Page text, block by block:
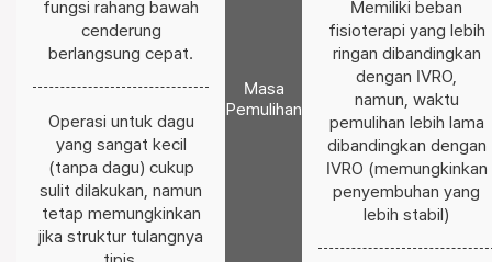
fungsi rahang bawah
cenderung
berlangsung cepat.
Operasi untuk dagu
yang sangat kecil
(tanpa dagu) cukup
sulit dilakukan, namun
tetap memungkinkan
jika struktur tulangnya
Masa
Pemulihan
Memiliki beban
fisioterapi yang lebih
ringan dibandingkan
dengan IVRO,
namun, waktu
pemulihan lebih lama
dibandingkan dengan
IVRO (memungkinkan
penyembuhan yang
lebih stabil)